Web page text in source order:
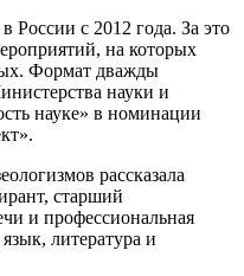
России с 2012 года. За это
на которых
Формат дважды
науки и
науке» в номинации
рассказала
старший
и профессиональная
литература и